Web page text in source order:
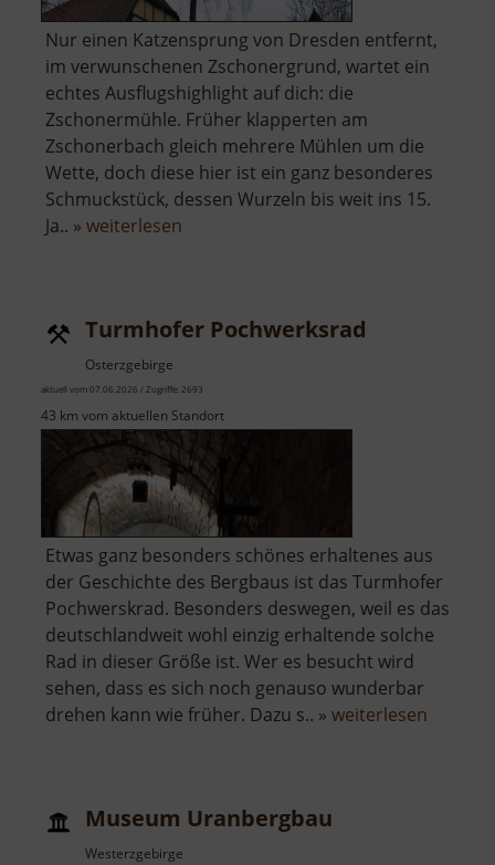
Nur einen Katzensprung von Dresden entfernt,
im verwunschenen Zschonergrund, wartet ein
echtes Ausflugshighlight auf dich: die
Zschonermühle. Früher klapperten am
Zschonerbach gleich mehrere Mühlen um die
Wette, doch diese hier ist ein ganz besonderes
Schmuckstück, dessen Wurzeln bis weit ins 15.
Ja.. » weiterlesen
Turmhofer Pochwerksrad
Osterzgebirge
aktuell vom 07.06.2026 / Zugriffe: 2693
43 km vom aktuellen Standort
Etwas ganz besonders schönes erhaltenes aus
der Geschichte des Bergbaus ist das Turmhofer
Pochwerskrad. Besonders deswegen, weil es das
deutschlandweit wohl einzig erhaltende solche
Rad in dieser Größe ist. Wer es besucht wird
sehen, dass es sich noch genauso wunderbar
drehen kann wie früher. Dazu s.. » weiterlesen
Museum Uranbergbau
Westerzgebirge